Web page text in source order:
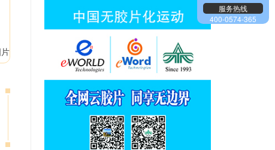
服务热线
400-0574-365